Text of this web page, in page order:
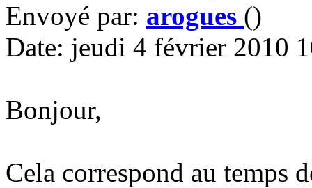
Envoyé par: arogues ()
Date: jeudi 4 février 2010
Bonjour,
Cela correspond au temps